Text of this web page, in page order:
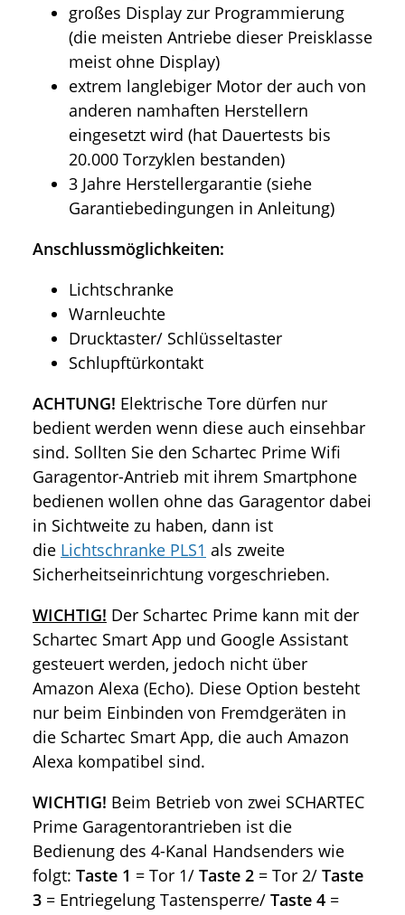
großes Display zur Programmierung
(die meisten Antriebe dieser Preisklasse
meist ohne Display)
extrem langlebiger Motor der auch von
anderen namhaften Herstellern
eingesetzt wird (hat Dauertests bis
20.000 Torzyklen bestanden)
3 Jahre Herstellergarantie (siehe
Garantiebedingungen in Anleitung)
Anschlussmöglichkeiten:
Lichtschranke
Warnleuchte
Drucktaster/ Schlüsseltaster
Schlupftürkontakt
ACHTUNG! Elektrische Tore dürfen nur
bedient werden wenn diese auch einsehbar
sind. Sollten Sie den Schartec Prime Wifi
Garagentor-Antrieb mit ihrem Smartphone
bedienen wollen ohne das Garagentor dabei
in Sichtweite zu haben, dann ist
die Lichtschranke PLS1 als zweite
Sicherheitseinrichtung vorgeschrieben.
WICHTIG! Der Schartec Prime kann mit der
Schartec Smart App und Google Assistant
gesteuert werden, jedoch nicht über
Amazon Alexa (Echo). Diese Option besteht
nur beim Einbinden von Fremdgeräten in
die Schartec Smart App, die auch Amazon
Alexa kompatibel sind.
WICHTIG! Beim Betrieb von zwei SCHARTEC
Prime Garagentorantrieben ist die
Bedienung des 4-Kanal Handsenders wie
folgt: Taste 1 = Tor 1/ Taste 2 = Tor 2/ Taste
3 = Entriegelung Tastensperre/ Taste 4 =